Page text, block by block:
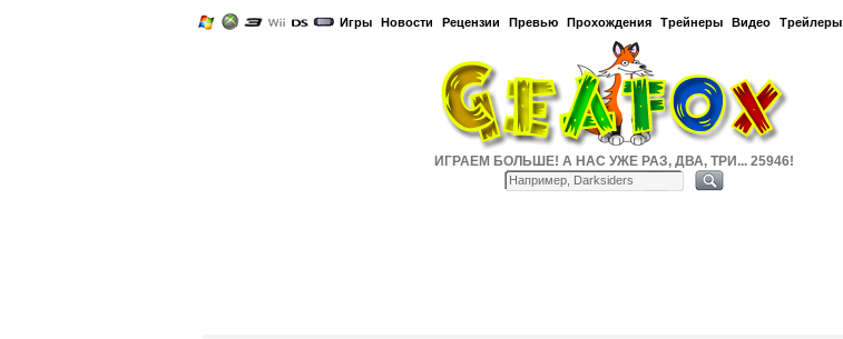
Игры Новости Рецензии Превью Прохождения Трейнеры Видео Трейлеры
ИГРАЕМ БОЛЬШЕ! А НАС УЖЕ РАЗ, ДВА, ТРИ... 25946!